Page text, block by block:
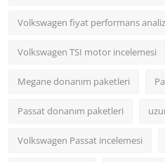
Volkswagen fiyat performans
Volkswagen TSI motor incelemesi
Megane donanım paketleri
Passat donanım paketleri
Volkswagen Passat incelemesi